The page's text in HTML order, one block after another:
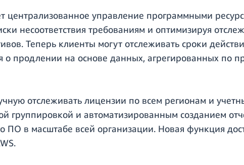
централизованное управление программными
несоответствия требованиям и оптимизируя
Теперь клиенты могут отслеживать сроки
продлении на основе данных, агрегированных по
отслеживать лицензии по всем регионам и
группировкой и автоматизированным созданием
в масштабе всей организации. Новая функция